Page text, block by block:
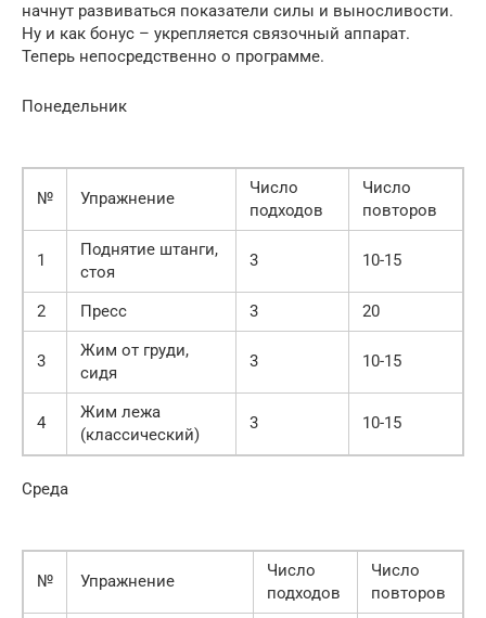
начнут развиваться показатели силы и выносливости.
Ну и как бонус – укрепляется связочный аппарат.
Теперь непосредственно о программе.
Понедельник
№ Упражнение
Число
подходов
Число
повторов
1
Поднятие штанги,
стоя
3 10-15
2 Пресс 3 20
3
Жим от груди,
сидя
3 10-15
4
Жим лежа
(классический)
3 10-15
Среда
№ Упражнение
Число
подходов
Число
повторов